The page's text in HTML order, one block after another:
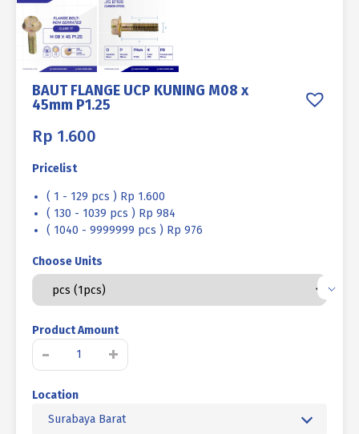
BAUT FLANGE UCP KUNING M08 x
45mm P1.25
Rp 1.600
Pricelist
( 1 - 129 pcs ) Rp 1.600
( 130 - 1039 pcs ) Rp 984
( 1040 - 9999999 pcs ) Rp 976
Choose Units
Product Amount
-
Kuantitas
UCP
KUNING
+
Location
Surabaya Barat